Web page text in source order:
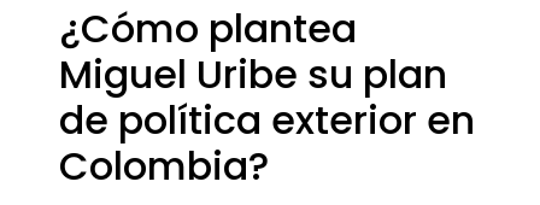
¿Cómo plantea
Miguel Uribe su plan
de política exterior en
Colombia?